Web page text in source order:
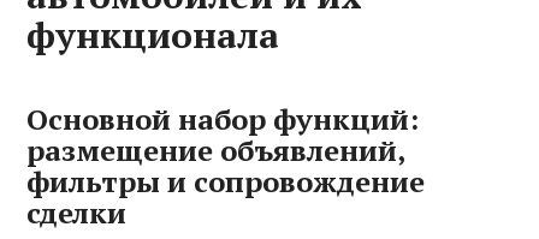
функционала
Основной набор функций:
размещение объявлений,
фильтры и сопровождение
сделки